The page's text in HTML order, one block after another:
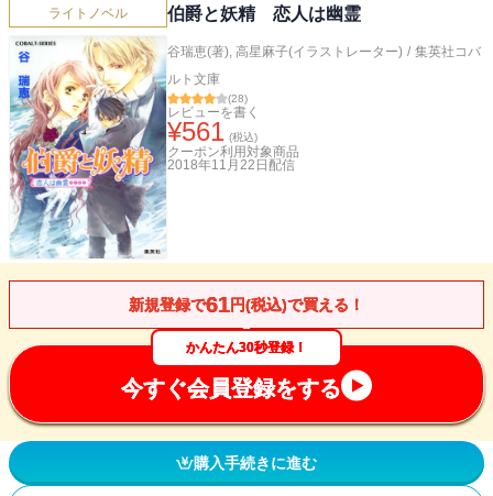
ライトノベル 伯爵と妖精 恋人は幽霊
谷瑞恵(著), 高星麻子(イラストレーター) / 集英社コバ
ルト文庫
(28)
レビューを書く
¥561 (税込)
クーポン利用対象商品
2018年11月22日 配信
新規登録で61円(税込)で買える！
かんたん30秒登録！
今すぐ会員登録をする
購入手続きに進む